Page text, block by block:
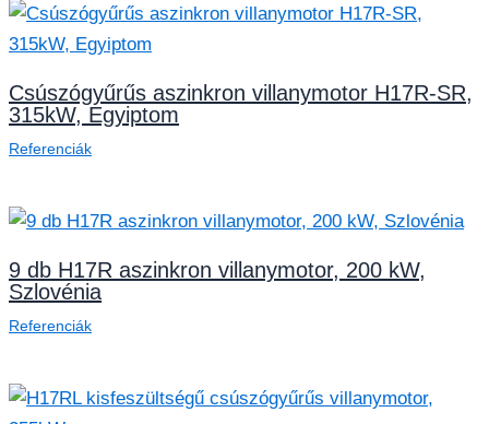
Csúszógyűrűs aszinkron villanymotor H17R-SR,
315kW, Egyiptom
Referenciák
9 db H17R aszinkron villanymotor, 200 kW,
Szlovénia
Referenciák